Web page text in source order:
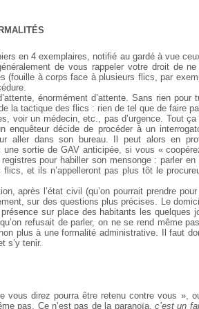
en 4 exemplaires, notifié au gardé à vue
de vous rappeler votre droit de
(fouille à corps face à plusieurs flics, par
énormément d’attente. Sans rien
la tactique des flics : rien de tel que de faire
voir un médecin, etc., pas d’urgence. Tout
enquêteur décide de procéder à un
aller dans son bureau. Il peut alors en
sortie de GAV anticipée, si vous «
pour habiller son mensonge : parler en
flics, et ils n’appelleront pas plus tôt le
après l’état civil (qu’on pourrait prendre
sur des questions plus précises. Le
sur place des habitants les quelques
refusait de parler, on ne se rend même
plus à une formalité administrative. Il faut
s’y tenir.
vous direz pourra être retenu contre vous »,
pas. Ce n’est pas de la paranoïa, c’est un